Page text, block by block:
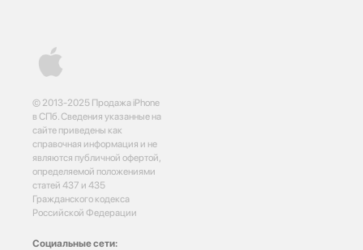
© 2013-2025 Продажа iPhone
в СПб. Сведения указанные на
сайте приведены как
справочная информация и не
являются публичной офертой,
определяемой положениями
статей 437 и 435
Гражданского кодекса
Российской Федерации
Социальные сети: